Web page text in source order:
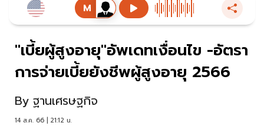
"เบี้ยผู้สูงอายุ"อัพเดทเงื่อนไข -อัตรา
การจ่ายเบี้ยยังชีพผู้สูงอายุ 2566
By ฐานเศรษฐกิจ
14 ส.ค. 66 | 21:12 น.